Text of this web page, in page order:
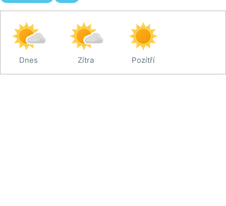
Dnes Zítra Pozítří